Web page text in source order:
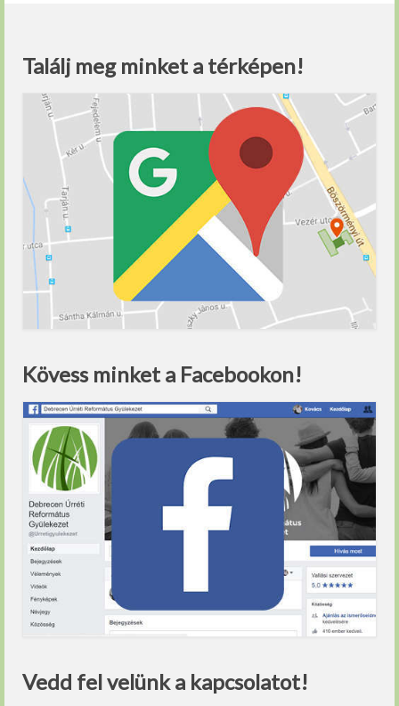
Találj meg minket a térképen!
Kövess minket a Facebookon!
Vedd fel velünk a kapcsolatot!